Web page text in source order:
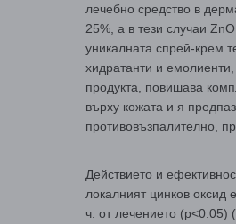
лечебно средство в
25%, а в тези случаи
уникалната спрей-крем
хидратанти и
продукта, повишава
върху кожата и я
противовъзпалително,
Действието и
локалният цинков
ч. от лечението (p<0.05)